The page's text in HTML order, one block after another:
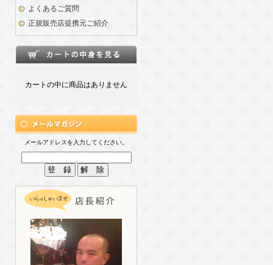
よくあるご質問
正規販売店提携元ご紹介
カートの中に商品はありません
メールアドレスを入力してください。